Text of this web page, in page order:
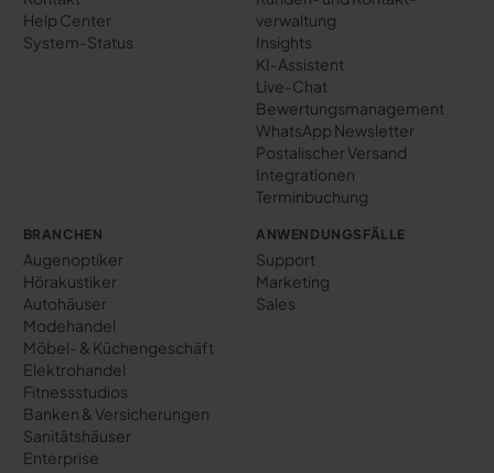
Help Center
System-Status
verwaltung
Insights
KI-Assistent
Live-Chat
Bewertungs­management
WhatsApp Newsletter
Postalischer Versand
Integrationen
Terminbuchung
BRANCHEN
Augenoptiker
Hörakustiker
Autohäuser
Modehandel
Möbel- & Küchengeschäft
Elektrohandel
Fitnessstudios
Banken & Versicherungen
Sanitätshäuser
Enterprise
ANWENDUNGSFÄLLE
Support
Marketing
Sales